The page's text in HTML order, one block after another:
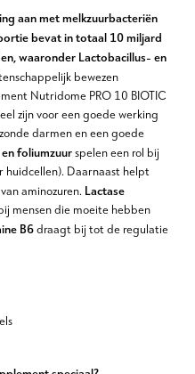
aan met melkzuurbacteriën
bevat in totaal 10 miljard
waaronder Lactobacillus- en
bewezen
Nutridome PRO 10 BIOTIC
zijn voor een goede werking
darmen en een goede
foliumzuur spelen een rol bij
huidcellen). Daarnaast helpt
aminozuren. Lactase
mensen die moeite hebben
B6draagt bij tot de regulatie